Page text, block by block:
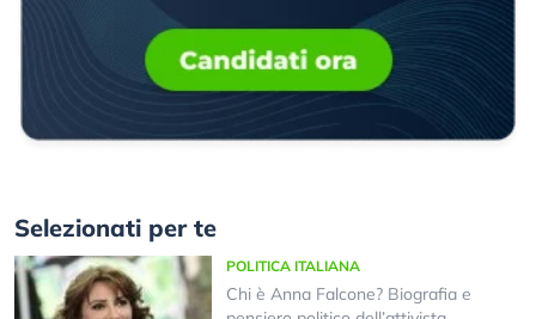
Selezionati per te
POLITICA ITALIANA
Chi è Anna Falcone? Biografia e